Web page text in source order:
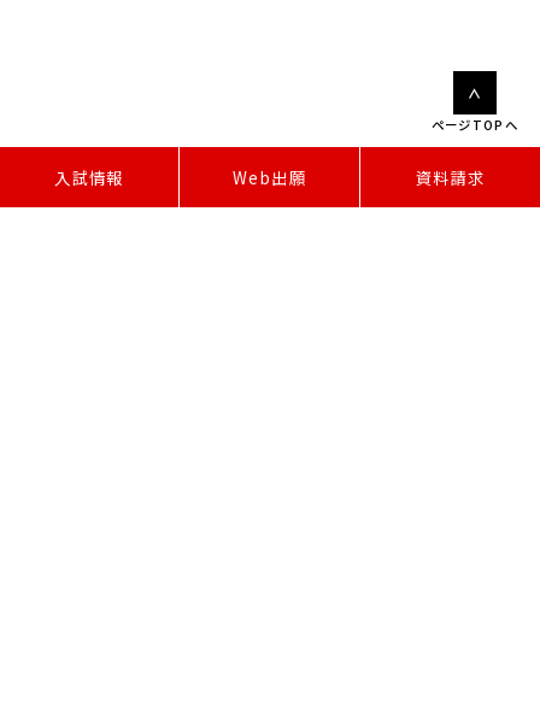
入試情報 Web出願 資料請求
ページTOPへ